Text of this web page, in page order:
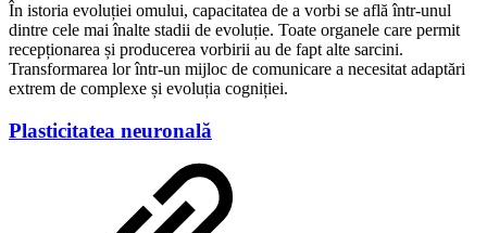
În istoria evoluției omului, capacitatea de a vorbi se află într-unul
dintre cele mai înalte stadii de evoluție. Toate organele care permit
recepționarea și producerea vorbirii au de fapt alte sarcini.
Transformarea lor într-un mijloc de comunicare a necesitat adaptări
extrem de complexe și evoluția cogniției.
Plasticitatea neuronală